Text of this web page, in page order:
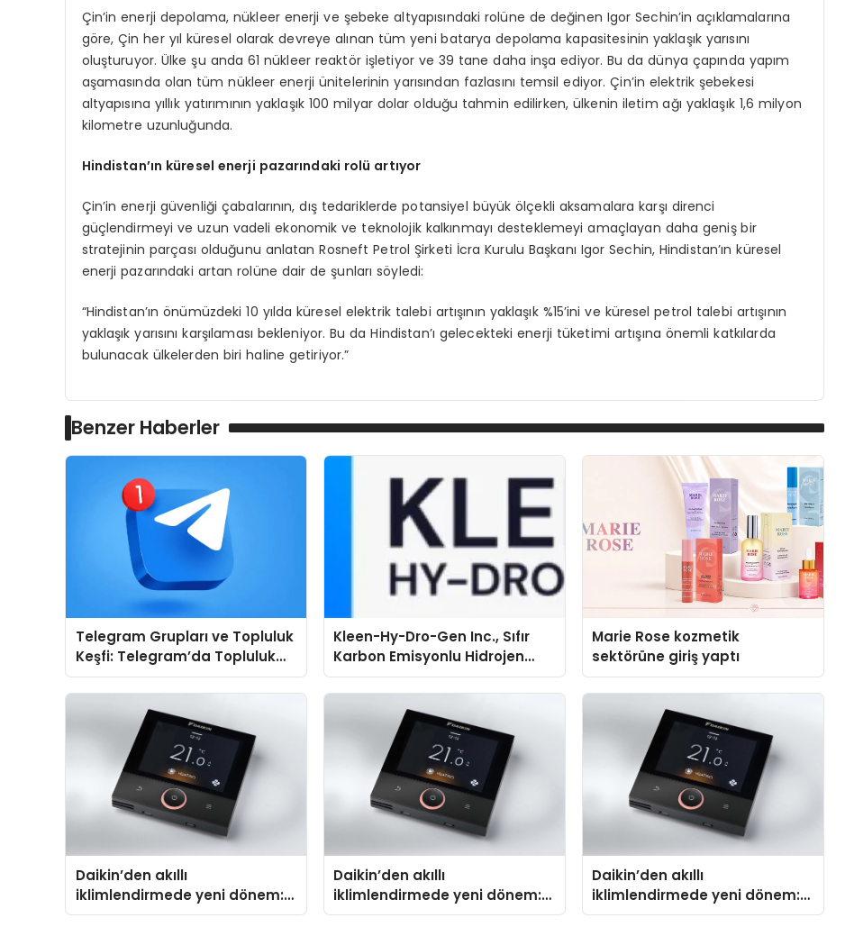
Çin’in enerji depolama, nükleer enerji ve şebeke altyapısındaki rolüne de değinen Igor Sechin’in açıklamalarına
göre, Çin her yıl küresel olarak devreye alınan tüm yeni batarya depolama kapasitesinin yaklaşık yarısını
oluşturuyor. Ülke şu anda 61 nükleer reaktör işletiyor ve 39 tane daha inşa ediyor. Bu da dünya çapında yapım
aşamasında olan tüm nükleer enerji ünitelerinin yarısından fazlasını temsil ediyor. Çin’in elektrik şebekesi
altyapısına yıllık yatırımının yaklaşık 100 milyar dolar olduğu tahmin edilirken, ülkenin iletim ağı yaklaşık 1,6 milyon
kilometre uzunluğunda.
Hindistan’ın küresel enerji pazarındaki rolü artıyor
Çin’in enerji güvenliği çabalarının, dış tedariklerde potansiyel büyük ölçekli aksamalara karşı direnci
güçlendirmeyi ve uzun vadeli ekonomik ve teknolojik kalkınmayı desteklemeyi amaçlayan daha geniş bir
stratejinin parçası olduğunu anlatan Rosneft Petrol Şirketi İcra Kurulu Başkanı Igor Sechin, Hindistan’ın küresel
enerji pazarındaki artan rolüne dair de şunları söyledi:
“Hindistan’ın önümüzdeki 10 yılda küresel elektrik talebi artışının yaklaşık %15’ini ve küresel petrol talebi artışının
yaklaşık yarısını karşılaması bekleniyor. Bu da Hindistan’ı gelecekteki enerji tüketimi artışına önemli katkılarda
bulunacak ülkelerden biri haline getiriyor.”
Benzer Haberler
Telegram Grupları ve Topluluk
Keşfi: Telegram’da Topluluk
Arayanlara Kullanışlı Alternatif
Kleen-Hy-Dro-Gen Inc., Sıfır
Karbon Emisyonlu Hidrojen
Isıtma Teknolojisinde ISO ve
TSSA Düzenleyici Onaylarını
Marie Rose kozmetik
sektörüne giriş yaptı
Daikin’den akıllı
iklimlendirmede yeni dönem:
Madoka Plus Türkiye’de
Daikin’den akıllı
iklimlendirmede yeni dönem:
Madoka Plus Türkiye’de
Daikin’den akıllı
iklimlendirmede yeni dönem:
Madoka Plus Türkiye’de